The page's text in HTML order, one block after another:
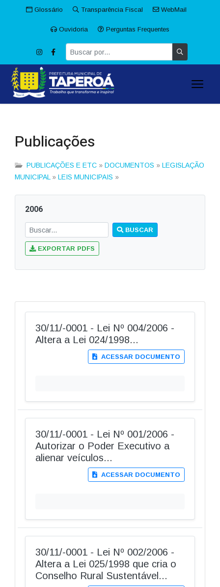
Glossário Transparência Fiscal WebMail
Ouvidoria Perguntas Frequentes
Publicações
PUBLICAÇÕES E ETC » DOCUMENTOS » LEGISLAÇÃO
MUNICIPAL » LEIS MUNICIPAIS »
2006
BUSCAR
EXPORTAR PDFS
30/11/-0001 - Lei Nº 004/2006 -
Altera a Lei 024/1998...
ACESSAR DOCUMENTO
30/11/-0001 - Lei Nº 001/2006 -
Autorizar o Poder Executivo a
alienar veículos...
ACESSAR DOCUMENTO
30/11/-0001 - Lei Nº 002/2006 -
Altera a Lei 025/1998 que cria o
Conselho Rural Sustentável...